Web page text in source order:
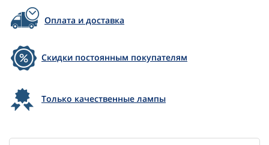
Оплата и доставка
Скидки постоянным покупателям
Только качественные лампы